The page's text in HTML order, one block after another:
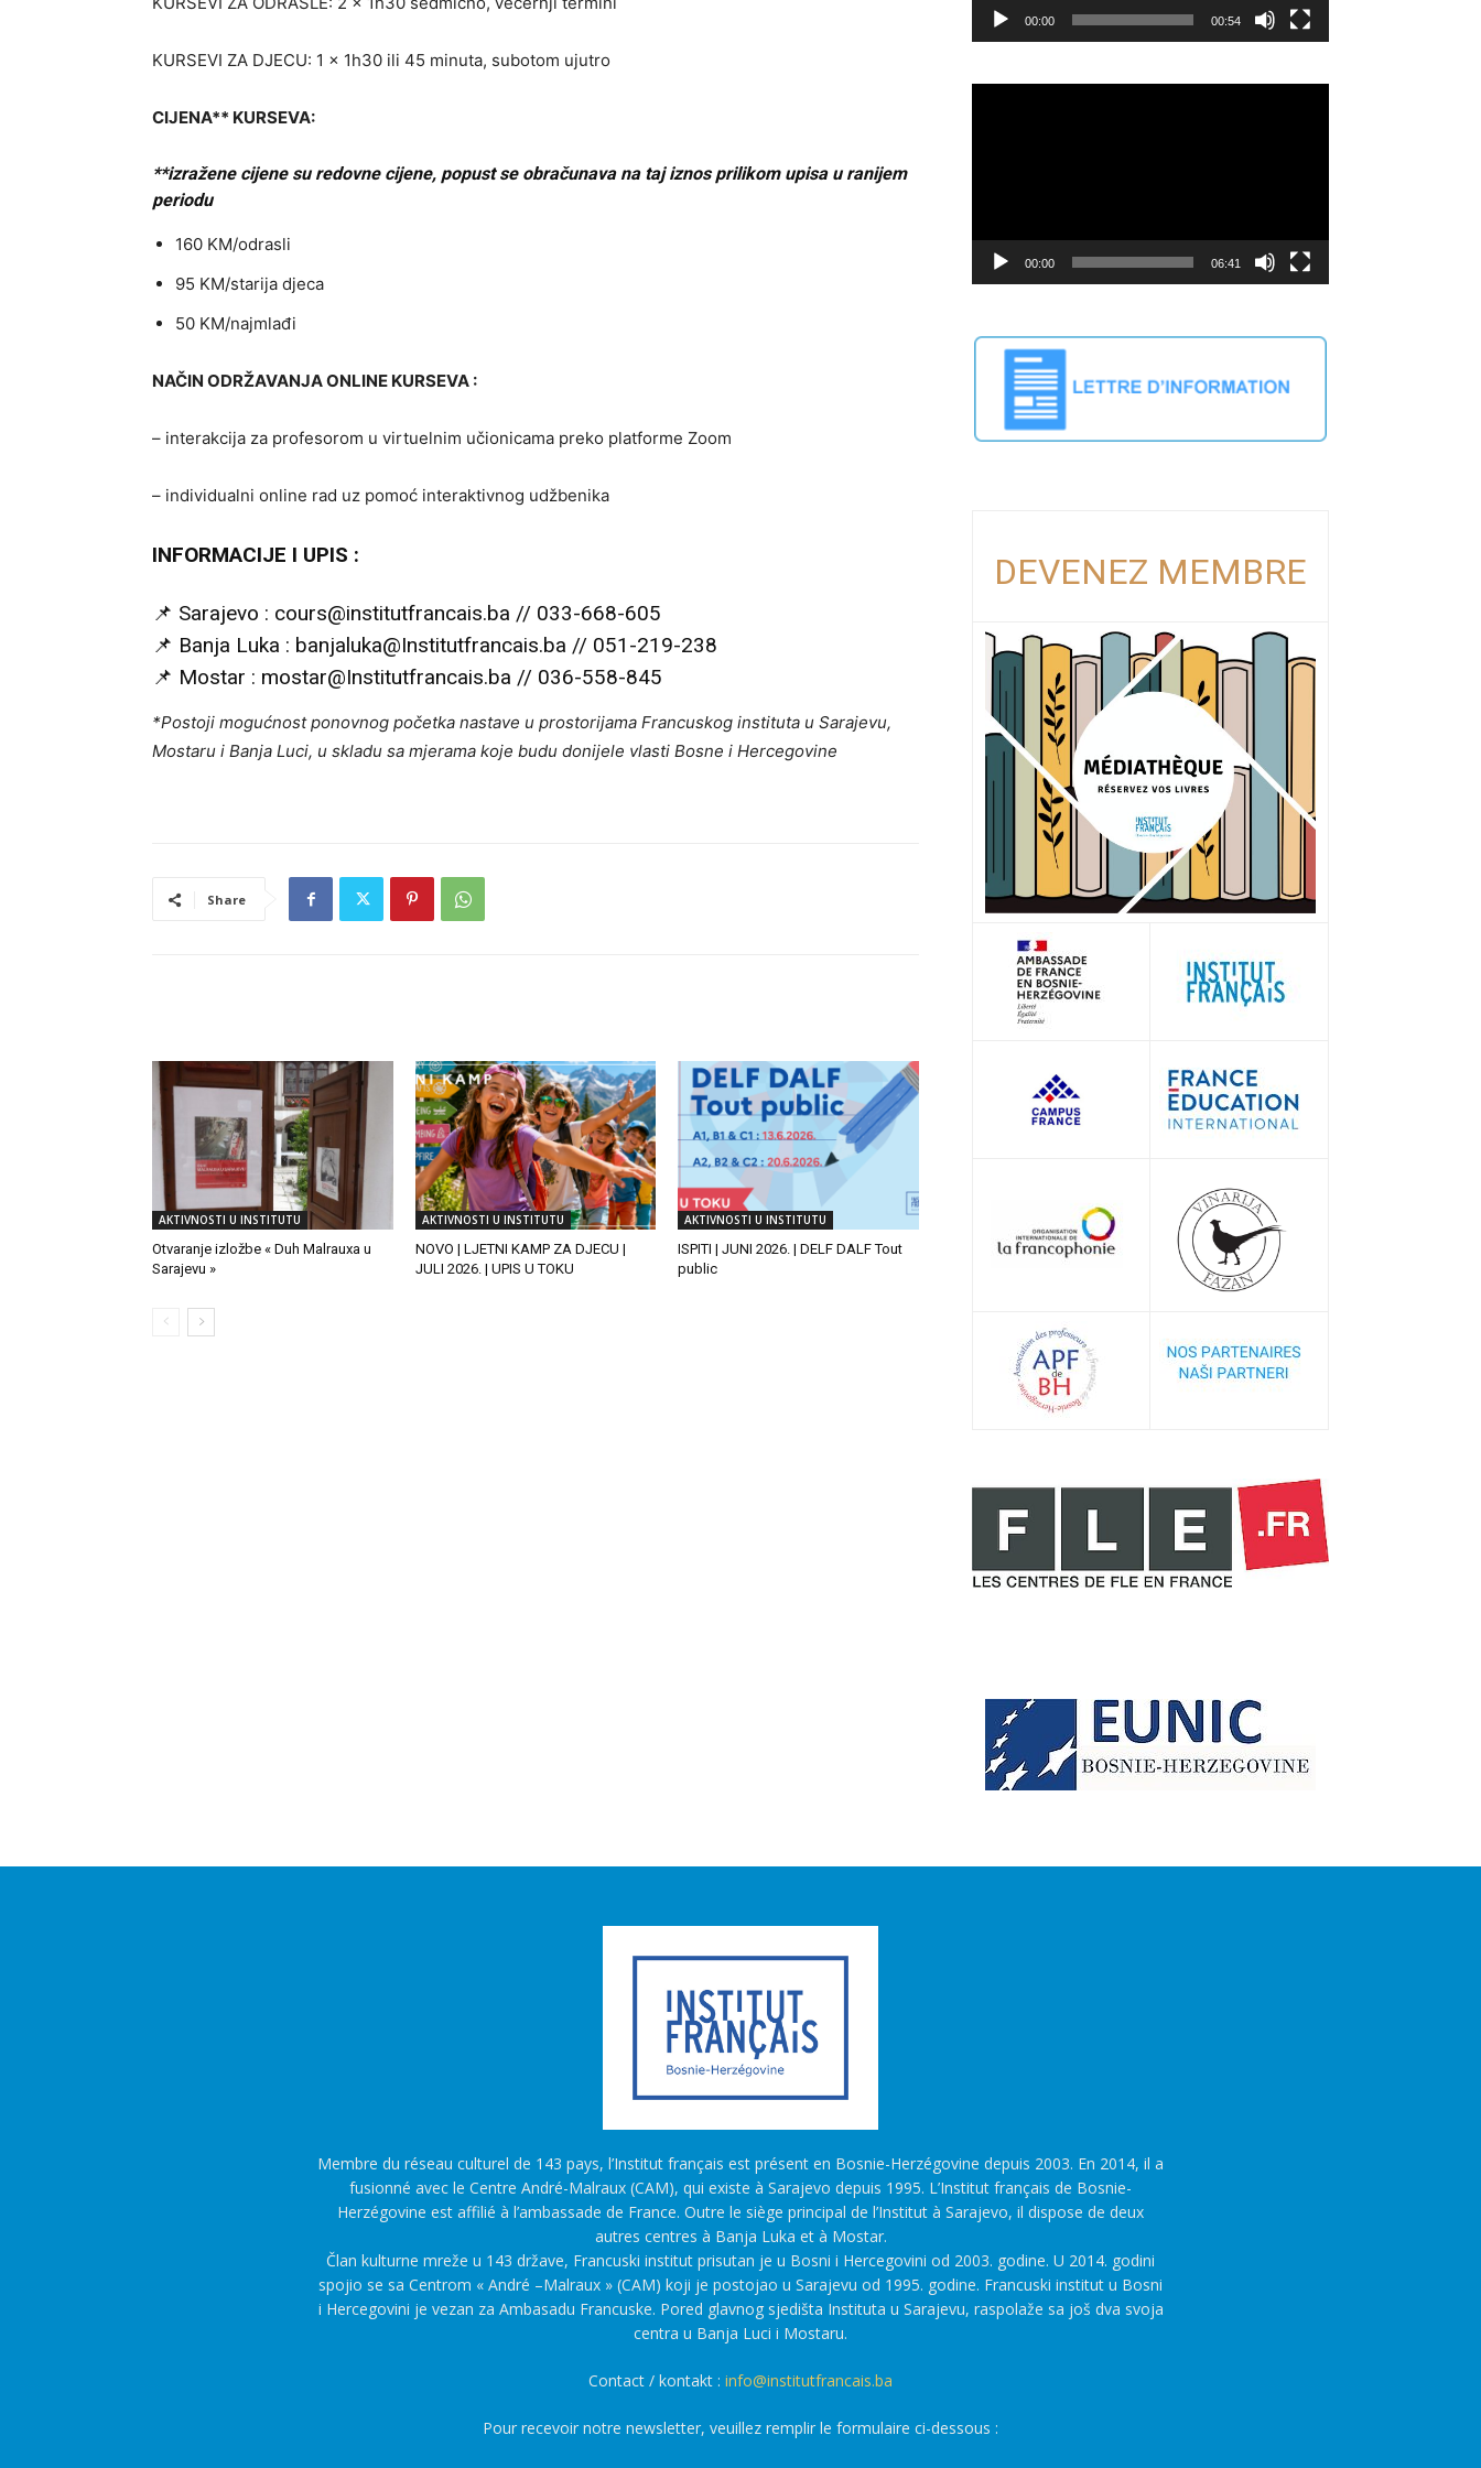
KURSEVI ZA DJECU: 1 x 1h30 ili 45 minuta, subotom ujutro
CIJENA** KURSEVA:
**izražene cijene su redovne cijene, popust se obračunava na taj iznos prilikom upisa u ranijem
periodu
160 KM/odrasli
95 KM/starija djeca
50 KM/najmlađi
NAČIN ODRŽAVANJA ONLINE KURSEVA :
– interakcija za profesorom u virtuelnim učionicama preko platforme Zoom
– individualni online rad uz pomoć interaktivnog udžbenika
INFORMACIJE I UPIS :
📌 Sarajevo : cours@institutfrancais.ba // 033-668-605
📌 Banja Luka : banjaluka@Institutfrancais.ba // 051-219-238
📌 Mostar : mostar@Institutfrancais.ba // 036-558-845
*Postoji mogućnost ponovnog početka nastave u prostorijama Francuskog instituta u Sarajevu,
Mostaru i Banja Luci, u skladu sa mjerama koje budu donijele vlasti Bosne i Hercegovine
Share
AKTIVNOSTI U INSTITUTU
Otvaranje izložbe « Duh Malrauxa u
Sarajevu »
AKTIVNOSTI U INSTITUTU
NOVO | LJETNI KAMP ZA DJECU |
JULI 2026. | UPIS U TOKU
AKTIVNOSTI U INSTITUTU
ISPITI | JUNI 2026. | DELF DALF Tout
public
00:00 00:54
00:00 06:41
DEVENEZ MEMBRE
Membre du réseau culturel de 143 pays, l’Institut français est présent en Bosnie-Herzégovine depuis 2003. En 2014, il a
fusionné avec le Centre André-Malraux (CAM), qui existe à Sarajevo depuis 1995. L’Institut français de Bosnie-
Herzégovine est affilié à l’ambassade de France. Outre le siège principal de l’Institut à Sarajevo, il dispose de deux
autres centres à Banja Luka et à Mostar.
Član kulturne mreže u 143 države, Francuski institut prisutan je u Bosni i Hercegovini od 2003. godine. U 2014. godini
spojio se sa Centrom « André –Malraux » (CAM) koji je postojao u Sarajevu od 1995. godine. Francuski institut u Bosni
i Hercegovini je vezan za Ambasadu Francuske. Pored glavnog sjedišta Instituta u Sarajevu, raspolaže sa još dva svoja
centra u Banja Luci i Mostaru.
Contact / kontakt : info@institutfrancais.ba
Pour recevoir notre newsletter, veuillez remplir le formulaire ci-dessous :